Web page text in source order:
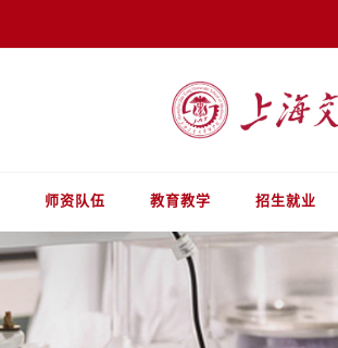
师资队伍 教育教学 招生就业